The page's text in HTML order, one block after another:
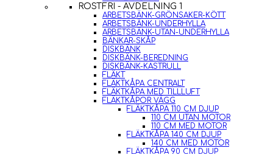
ROSTFRI - AVDELNING 1
ARBETSBÄNK-GRÖNSAKER-KÖTT
ARBETSBÄNK-UNDERHYLLA
ARBETSBÄNK-UTAN-UNDERHYLLA
BÄNKAR-SKÅP
DISKBÄNK
DISKBÄNK-BEREDNING
DISKBÄNK-KASTRULL
FLÄKT
FLÄKTKÅPA CENTRALT
FLÄKTKÅPA MED TILLLUFT
FLÄKTKÅPOR VÄGG
FLÄKTKÅPA 110 CM DJUP
110 CM UTAN MOTOR
110 CM MED MOTOR
FLÄKTKÅPA 140 CM DJUP
140 CM MED MOTOR
FLÄKTKÅPA 90 CM DJUP